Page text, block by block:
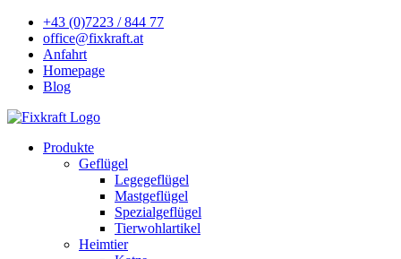
+43 (0)7223 / 844 77
office@fixkraft.at
Anfahrt
Homepage
Blog
Produkte
Geflügel
Legegeflügel
Mastgeflügel
Spezialgeflügel
Tierwohlartikel
Heimtier